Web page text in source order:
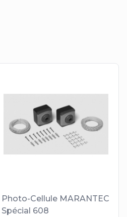
électronique, sans
Photo-Cellule MARANTEC
Spécial 608